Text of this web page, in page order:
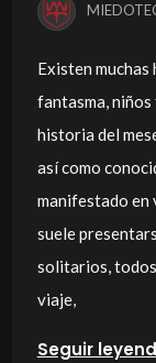
Existen
fantasma,
historia del
así como
manifestado en
suele
solitarios, todos
viaje,
Seguir